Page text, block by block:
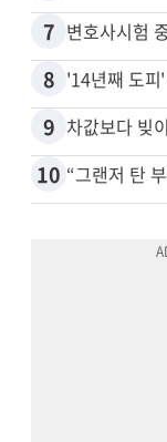
7
8
9
10